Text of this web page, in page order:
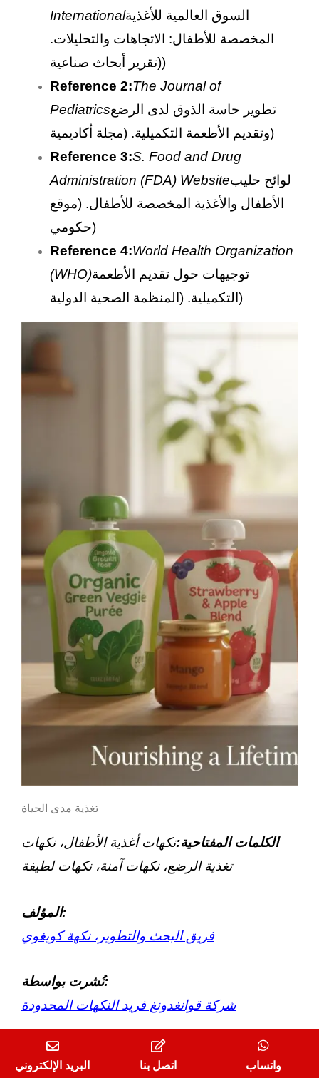
Internationalالسوق العالمية للأغذية
المخصصة للأطفال: الاتجاهات والتحليلات.
(تقرير أبحاث صناعية)
Reference 2:The Journal of
Pediatricsتطوير حاسة الذوق لدى الرضع
وتقديم الأطعمة التكميلية. (مجلة أكاديمية)
Reference 3:S. Food and Drug
Administration (FDA) Websiteلوائح حليب
الأطفال والأغذية المخصصة للأطفال. (موقع
حكومي)
Reference 4:World Health Organization
(WHO)توجيهات حول تقديم الأطعمة
التكميلية. (المنظمة الصحية الدولية)
تغذية مدى الحياة
الكلمات المفتاحية:نكهات أغذية الأطفال، نكهات
تغذية الرضع، نكهات آمنة، نكهات لطيفة
المؤلف:
فريق البحث والتطوير، نكهة كويغوي
نُشرت بواسطة:
شركة قوانغدونغ فريد النكهات المحدودة
تاريخ التحديث الأخير: , 2025
البريد الإلكتروني اتصل بنا واتساب